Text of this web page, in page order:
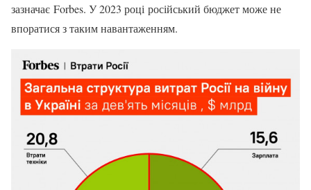
зазначає Forbes. У 2023 році російський бюджет може не
впоратися з таким навантаженням.